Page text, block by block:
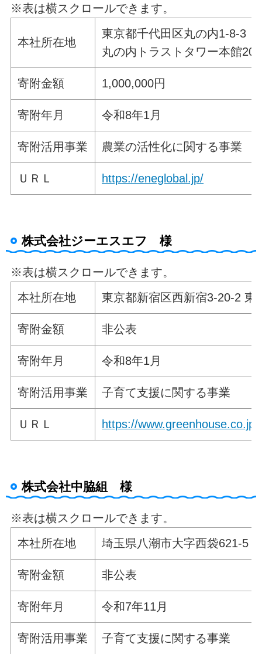
※表は横スクロールできます。
本社所在地
東京都千代田区丸の内1-8-3
丸の内トラストタワー本館20F
寄附金額 1,000,000円
寄附年月 令和8年1月
寄附活用事業 農業の活性化に関する事業
ＵＲＬ https://eneglobal.jp/
株式会社ジーエスエフ 様
※表は横スクロールできます。
本社所在地
東京都新宿区西新宿3-20-2 東
寄附金額 非公表
寄附年月 令和8年1月
寄附活用事業 子育て支援に関する事業
ＵＲＬ https://www.greenhouse.co.jp/
株式会社中脇組 様
※表は横スクロールできます。
本社所在地
埼玉県八潮市大字西袋621-5
寄附金額 非公表
寄附年月 令和7年11月
寄附活用事業 子育て支援に関する事業